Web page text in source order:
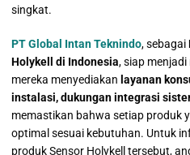
singkat.
PT Global Intan Teknindo, sebagai
Holykell di Indonesia, siap
mereka menyediakan layanan
instalasi, dukungan integrasi
memastikan bahwa setiap produk
optimal sesuai kebutuhan. Untuk
produk Sensor Holykell tersebut,